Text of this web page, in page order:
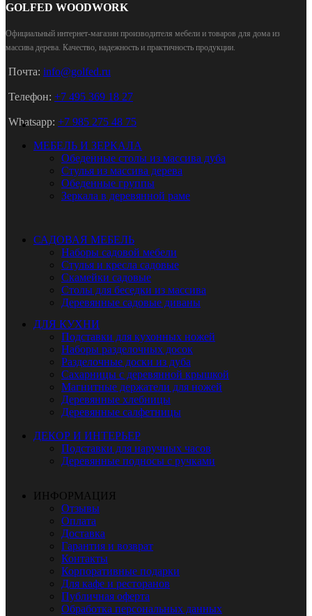
GOLFED WOODWORK
Официальный интернет-магазин производителя мебели и товаров для дома из
массива дерева. Качество, надежность и практичность продукции.
Почта: info@golfed.ru
Телефон: +7 495 369 18 27
Whatsapp: +7 985 275 48 75
МЕБЕЛЬ И ЗЕРКАЛА
Обеденные столы из массива дуба
Стулья из массива дерева
Обеденные группы
Зеркала в деревянной раме
САДОВАЯ МЕБЕЛЬ
Наборы садовой мебели
Стулья и кресла садовые
Скамейки садовые
Столы для беседки из массива
Деревянные садовые диваны
ДЛЯ КУХНИ
Подставки для кухонных ножей
Наборы разделочных досок
Разделочные доски из дуба
Сахарницы с деревянной крышкой
Магнитные держатели для ножей
Деревянные хлебницы
Деревянные салфетницы
ДЕКОР И ИНТЕРЬЕР
Подставки для наручных часов
Деревянные подносы с ручками
ИНФОРМАЦИЯ
Отзывы
Оплата
Доставка
Гарантия и возврат
Контакты
Корпоративные подарки
Для кафе и ресторанов
Публичная оферта
Обработка персональных данных